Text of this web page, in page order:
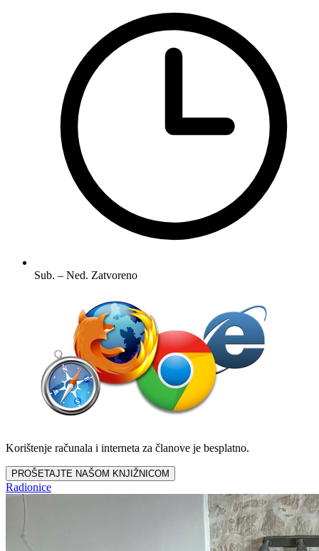
Sub. – Ned. Zatvoreno
Korištenje računala i interneta za članove je besplatno.
PROŠETAJTE NAŠOM KNJIŽNICOM
Radionice